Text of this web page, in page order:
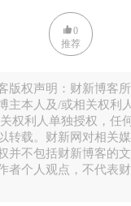
起来都苦大仇深的学生
去年已经上大学了，因
很贵，他们作为父母负
岁的同事还在和儿子一
一套房贷，换来的只是
种冲击感是看新闻远
松的对话，上个月
，吸着鼻子问我有啥中
实地说不知道。前两天
便介绍了驱寒的姜糖水
，他觉得很有趣，听得
0
推荐
权声明：财新博客所
主本人及/或相关权利
权利人单独授权，任
转载。财新网对相关
并不包括财新博客的
者个人观点，不代表